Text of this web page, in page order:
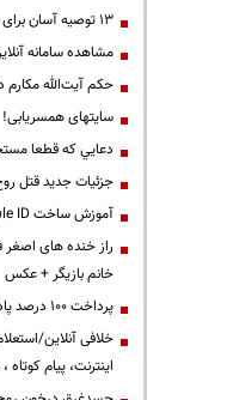
13 توصیه آسان برای رفع بوی بد دهان
مشاهده سامانه
حكم آيت‌الله مكارم
سایتهای همسریابی!
دعايي كه قطعا
جزئیات جدید قتل
آموزش ساخت Apple ID برای کاربران ایرانی
راز خنده های
خانم بازیگر + عکس
پرداخت ۱۰۰ درصد پاداش پایان خدمت فرهنگیان
خلافی آنلاین/
اینترنت، پیام کوتاه